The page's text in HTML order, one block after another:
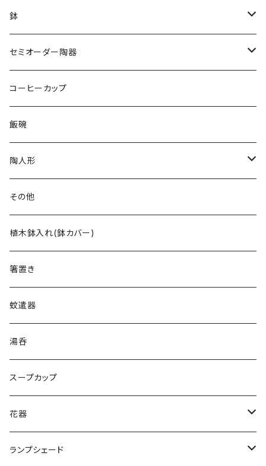
ビールカップ
焼酎サーバー
熟成焼酎ボトル
フリーカップ
ワインカップ
徳利
ぐい呑/酒坏
鉢
デザート鉢
セミオーダー陶器
似顔絵陶器
湯呑
名入れ陶器
コーヒーカップ
飯碗
陶人形
戦国武将兜飾り
雛人形/夫婦人形
その他
植木鉢入れ(鉢カバー)
箸置き
蚊遣器
湯呑
スープカップ
花器
一輪差
ランプシェード